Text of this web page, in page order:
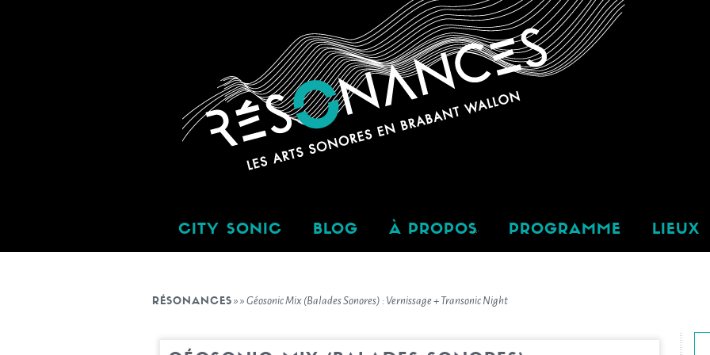
CITY SONIC BLOG À PROPOS PROGRAMME LIEUX
RÉSONANCES»» Géosonic Mix (balades Sonores) : Vernissage + Transonic Night